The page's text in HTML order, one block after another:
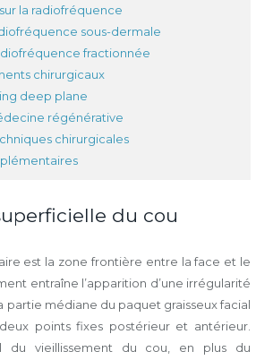
la radiofréquence
sous-dermale
fractionnée
chirurgicaux
deep plane
régénérative
chirurgicales
du cou
est la zone frontière entre la face et le
entraîne l’apparition d’une irrégularité
partie médiane du paquet graisseux facial
points fixes postérieur et antérieur.
du vieillissement du cou, en plus du